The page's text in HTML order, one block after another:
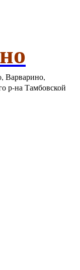
Варварино,
р-на Тамбовской